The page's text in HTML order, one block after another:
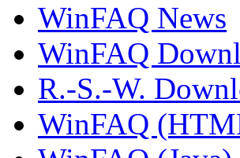
WinFAQ News
WinFAQ
R.-S.-W.
WinFAQ